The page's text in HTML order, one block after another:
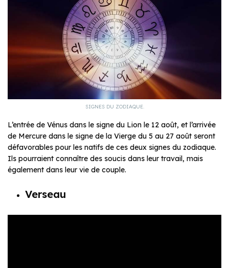
SIGNES DU ZODIAQUE.
L’entrée de Vénus dans le signe du Lion le 12 août, et l’arrivée
de Mercure dans le signe de la Vierge du 5 au 27 août seront
défavorables pour les natifs de ces deux signes du zodiaque.
Ils pourraient connaître des soucis dans leur travail, mais
également dans leur vie de couple.
Verseau